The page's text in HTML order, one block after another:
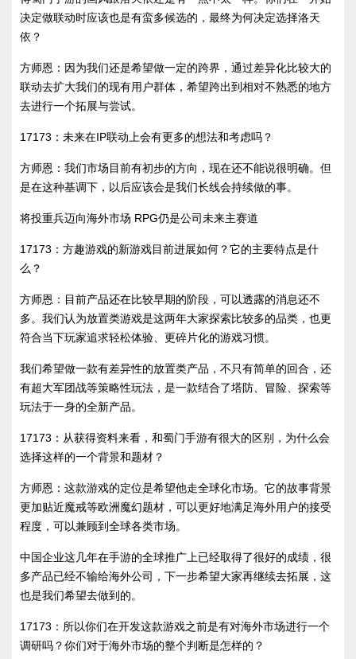
决定做联动时应该也是有蛮多候选的，最终为何决定选择洛天
依？
方师恩：因为我们还是希望做一定的跨界，通过差异化比较大的
联动去扩大我们的现有用户群体，希望跨出到相对不熟悉的地方
去进行一个拓展与尝试。
17173：未来在IP联动上会有更多的想法和考虑吗？
方师恩：我们市场目前有初步的方向，现在还不能说很明确。但
是在这种基调下，以后应该会是我们长线会持续做的事。
将投重兵迈向海外市场 RPG仍是公司未来主赛道
17173：方趣游戏的新游戏目前进展如何？它的主要特点是什
么？
方师恩：目前产品还在比较早期的阶段，可以透露的消息还不
多。我们认为放置类游戏是这两年大家探索比较多的品类，也更
符合当下玩家追求轻松体验、更碎片化的游戏习惯。
我们希望做一款有差异性的放置类产品，不只有简单的回合，还
有超大军团战等策略性玩法，是一款结合了塔防、冒险、探索等
玩法于一身的全新产品。
17173：从获得资料来看，和蜀门手游有很大的区别，为什么会
选择这样的一个背景和题材？
方师恩：这款游戏的定位是希望他走全球化市场。它的故事背景
更加贴近魔戒等欧洲魔幻题材，可以更好地满足海外用户的接受
程度，可以兼顾到全球各类市场。
中国企业这几年在手游的全球推广上已经取得了很好的成绩，很
多产品已经不输给海外公司，下一步希望大家再继续去拓展，这
也是我们希望去做到的。
17173：所以你们在开发这款游戏之前是有对海外市场进行一个
调研吗？你们对于海外市场的整个判断是怎样的？